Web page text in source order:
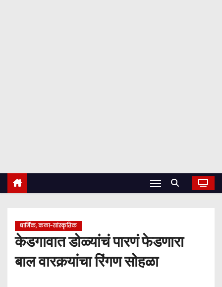
धार्मिक, कला-सांस्कृतिक
केडगावात डोळ्यांचं पारणं फेडणारा
बाल वारकर्‍यांचा रिंगण सोहळा